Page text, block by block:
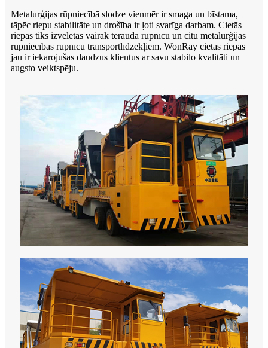
Metalurģijas rūpniecībā slodze vienmēr ir smaga un bīstama,
tāpēc riepu stabilitāte un drošība ir ļoti svarīga darbam. Cietās
riepas tiks izvēlētas vairāk tērauda rūpnīcu un citu metalurģijas
rūpniecības rūpnīcu transportlīdzekļiem. WonRay cietās riepas
jau ir iekarojušas daudzus klientus ar savu stabilo kvalitāti un
augsto veiktspēju.